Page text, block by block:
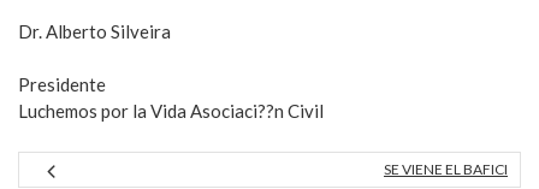
Dr. Alberto Silveira
Presidente
Luchemos por la Vida Asociaci??n Civil
SE VIENE EL BAFICI